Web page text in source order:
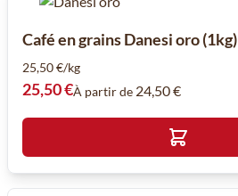
Café en grains Danesi oro (1kg)
25,50 €/kg
25,50 €À partir de 24,50 €